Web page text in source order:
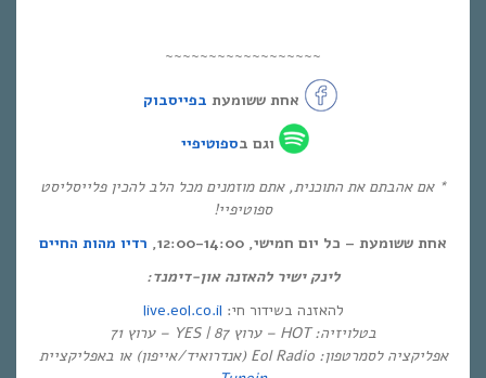
~~~~~~~~~~~~~~~~~~
אחת ששומעת בפייסבוק
וגם בספוטיפיי
* אם אהבתם את התוכנית, אתם מוזמנים מכל הלב להכין פלייסליסט
ספוטיפיי!
אחת ששומעת – כל יום חמישי, 12:00-14:00,
רדיו מהות החיים
לינק ישיר להאזנה און-דימנד:
להאזנה בשידור חי: live.eol.co.il
בטלויזיה: HOT – ערוץ 87 | YES – ערוץ 71
אפליקציה לסמרטפון: Eol Radio (אנדרואיד/אייפון) או באפליקציית